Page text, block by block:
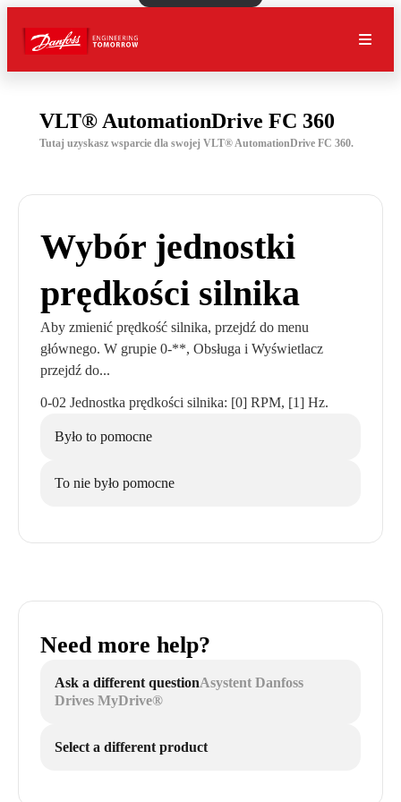
VLT® AutomationDrive FC 360
Tutaj uzyskasz wsparcie dla swojej VLT® AutomationDrive FC 360.
Wybór jednostki
prędkości silnika
Aby zmienić prędkość silnika, przejdź do menu
głównego. W grupie 0-**, Obsługa i Wyświetlacz
przejdź do...
0-02 Jednostka prędkości silnika: [0] RPM, [1] Hz.
Było to pomocne
To nie było pomocne
Need more help?
Ask a different questionAsystent Danfoss
Drives MyDrive®
Select a different product